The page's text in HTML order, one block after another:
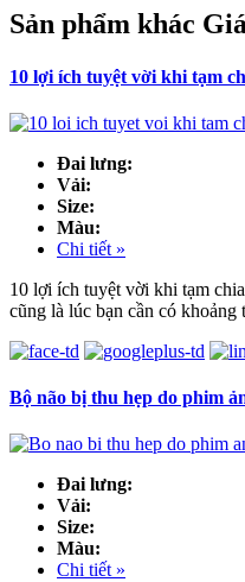
Sản phẩm khác
10 lợi ích tuyệt vời khi tạm
Đai lưng:
Vải:
Size:
Màu:
Chi tiết »
10 lợi ích tuyệt vời khi tạm
cũng là lúc bạn cần có
Bộ não bị thu hẹp do phim
Đai lưng:
Vải:
Size:
Màu:
Chi tiết »